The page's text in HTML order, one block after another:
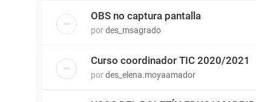
OBS no captura pantalla
pordes_msagrado
Curso coordinador TIC 2020/2021
pordes_elena.moyaamador